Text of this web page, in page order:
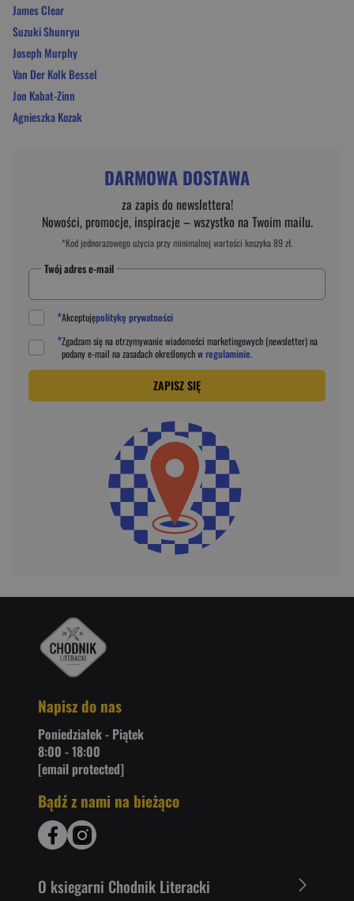
James Clear
Suzuki Shunryu
Joseph Murphy
Van Der Kolk Bessel
Jon Kabat-Zinn
Agnieszka Kozak
DARMOWA DOSTAWA
za zapis do newslettera!
Nowości, promocje, inspiracje – wszystko na Twoim mailu.
*Kod jednorazowego użycia przy minimalnej wartości koszyka 89 zł.
Twój adres e-mail
*Akceptujępolitykę prywatności
*Zgadzam się na otrzymywanie wiadomości marketingowych (newsletter) na
podanye-mail na zasadach określonych wregulaminie.
ZAPISZ SIĘ
Napisz do nas
Poniedziałek - Piątek
8:00 - 18:00
[email protected]
Bądź z nami na bieżąco
O ksiegarni Chodnik Literacki